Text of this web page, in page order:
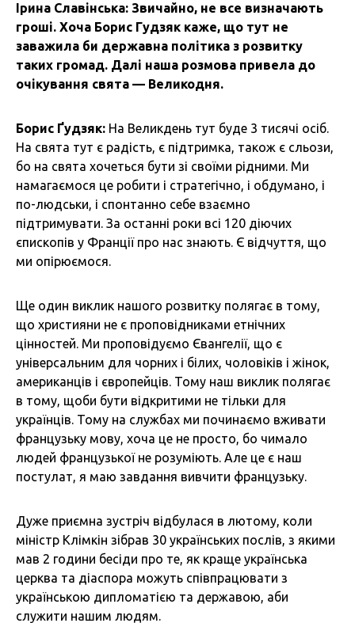
Ірина Славінська: Звичайно, не все визначають
гроші. Хоча Борис Гудзяк каже, що тут не
заважила би державна політика з розвитку
таких громад. Далі наша розмова привела до
очікування свята — Великодня.
Борис Ґудзяк: На Великдень тут буде 3 тисячі осіб.
На свята тут є радість, є підтримка, також є сльози,
бо на свята хочеться бути зі своїми рідними. Ми
намагаємося це робити і стратегічно, і обдумано, і
по-людськи, і спонтанно себе взаємно
підтримувати. За останні роки всі 120 діючих
єпископів у Франції про нас знають. Є відчуття, що
ми опірюємося.
Ще один виклик нашого розвитку полягає в тому,
що християни не є проповідниками етнічних
цінностей. Ми проповідуємо Євангелії, що є
універсальним для чорних і білих, чоловіків і жінок,
американців і європейців. Тому наш виклик полягає
в тому, щоби бути відкритими не тільки для
українців. Тому на службах ми починаємо вживати
французьку мову, хоча це не просто, бо чимало
людей французької не розуміють. Але це є наш
постулат, я маю завдання вивчити французьку.
Дуже приємна зустріч відбулася в лютому, коли
міністр Клімкін зібрав 30 українських послів, з якими
мав 2 години бесіди про те, як краще українська
церква та діаспора можуть співпрацювати з
українською дипломатією та державою, аби
служити нашим людям.